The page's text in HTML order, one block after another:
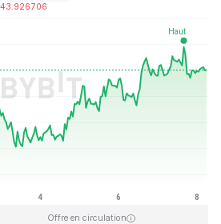
43.926706
05:57 GMT+0
Offre en circulation